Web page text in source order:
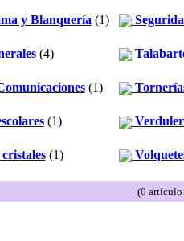
y Blanquería (1)
(4)
(1)
(1)
(1)
(0 artículo